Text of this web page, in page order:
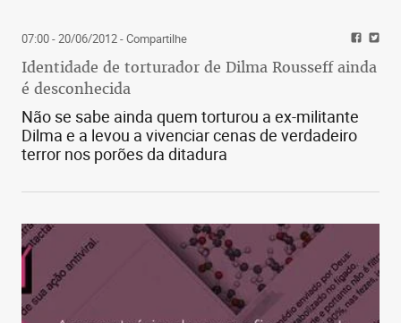
07:00 - 20/06/2012- Compartilhe
Identidade de torturador de Dilma Rousseff ainda
é desconhecida
Não se sabe ainda quem torturou a ex-militante
Dilma e a levou a vivenciar cenas de verdadeiro
terror nos porões da ditadura